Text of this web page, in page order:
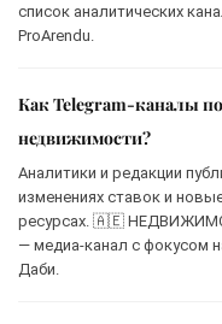
список аналитических
ProArendu.
Как Telegram-каналы
недвижимости?
Аналитики и редакции
изменениях ставок и
ресурсах. 🇦🇪
— медиа-канал с фокусом
Даби.